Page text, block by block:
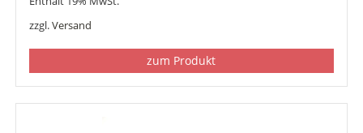
zzgl.Versand
zum Produkt